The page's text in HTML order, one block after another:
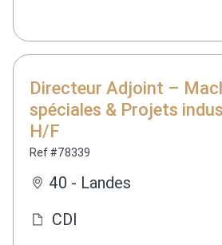
Directeur Adjoint –
spéciales & Projets
H/F
Ref #78339
40 - Landes
CDI